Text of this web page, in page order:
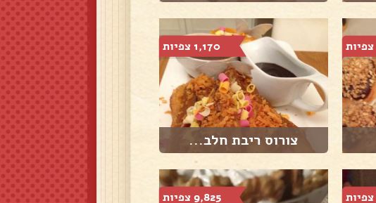
1,170 צפיות
צורוס ריבת חלב...
9,825 צפיות